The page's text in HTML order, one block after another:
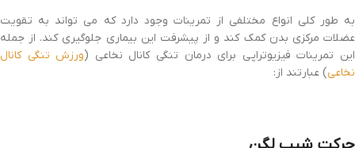
به طور کلی انواع مختلفی از تمرینات وجود دارد که می تواند به تقویت
عضلات مرکزی بدن کمک کند و از پیشرفت این بیماری جلوگیری کند. از جمله
این تمرینات فیزیوتراپی برای درمان تنگی کانال نخاعی (ورزش تنگی کانال
نخاعی) عبارتند از: